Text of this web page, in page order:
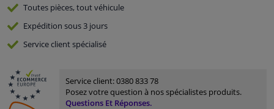
Toutes pièces, tout véhicule
Expédition sous 3 jours
Serviceclient spécialisé
Service client:0380 833 78
Posez votre question à nos spécialistes produits.
Questions Et Réponses.